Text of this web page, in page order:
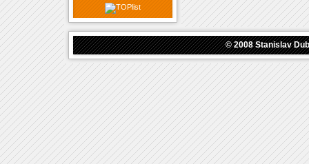
© 2008Stanislav